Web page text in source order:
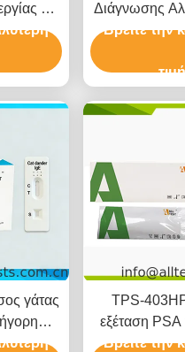
σε
Αίμα /
Διάγνωσης
Ακάρεα
Βρείτε την
τιμή
γάτας
/ ορό /
TPS-
εξέταση PSA
αντιγόνο
Βρείτε την